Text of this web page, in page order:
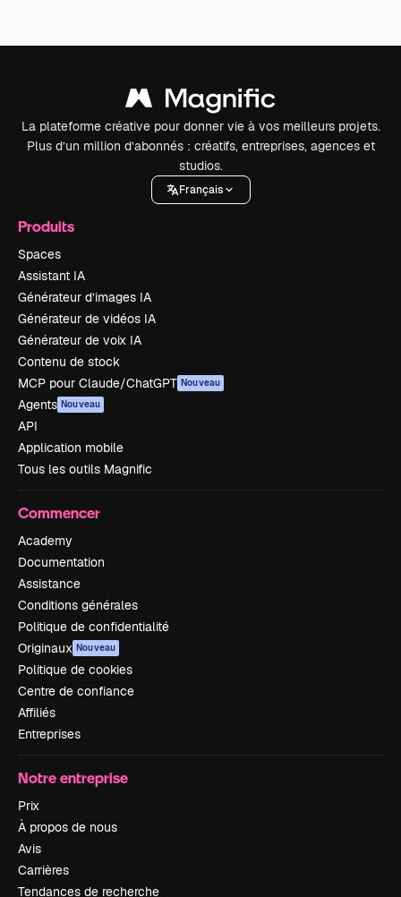
La plateforme créative pour donner vie à vos meilleurs projets.
Plus d’un million d’abonnés : créatifs, entreprises, agences et
studios.
Français
Produits
Spaces
Assistant IA
Générateur d’images IA
Générateur de vidéos IA
Générateur de voix IA
Contenu de stock
MCP pour Claude/ChatGPT Nouveau
Agents Nouveau
API
Application mobile
Tous les outils Magnific
Commencer
Academy
Documentation
Assistance
Conditions générales
Politique de confidentialité
Originaux Nouveau
Politique de cookies
Centre de confiance
Affiliés
Entreprises
Notre entreprise
Prix
À propos de nous
Avis
Carrières
Tendances de recherche